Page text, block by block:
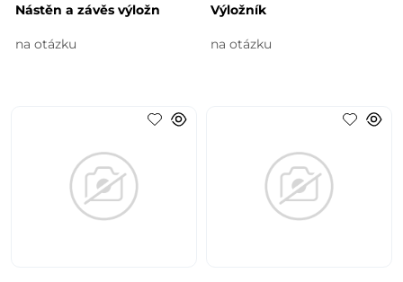
Nástěn a závěs výložn
na otázku
Výložník
na otázku